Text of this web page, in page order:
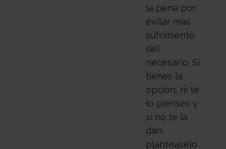
la pena por
evitar más
sufrimiento
del
necesario. Si
tienes la
opción, ni te
lo pienses y
si no te la
dan,
planteaselo